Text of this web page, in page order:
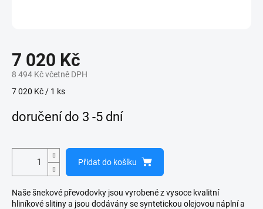
7 020 Kč
8 494 Kč včetně DPH
Měrná
7 020 Kč / 1 ks
doručení do 3 -5 dní
Přidat do košíku
Naše šnekové převodovky jsou vyrobené z vysoce kvalitní
hliníkové slitiny a jsou dodávány se syntetickou olejovou náplní a